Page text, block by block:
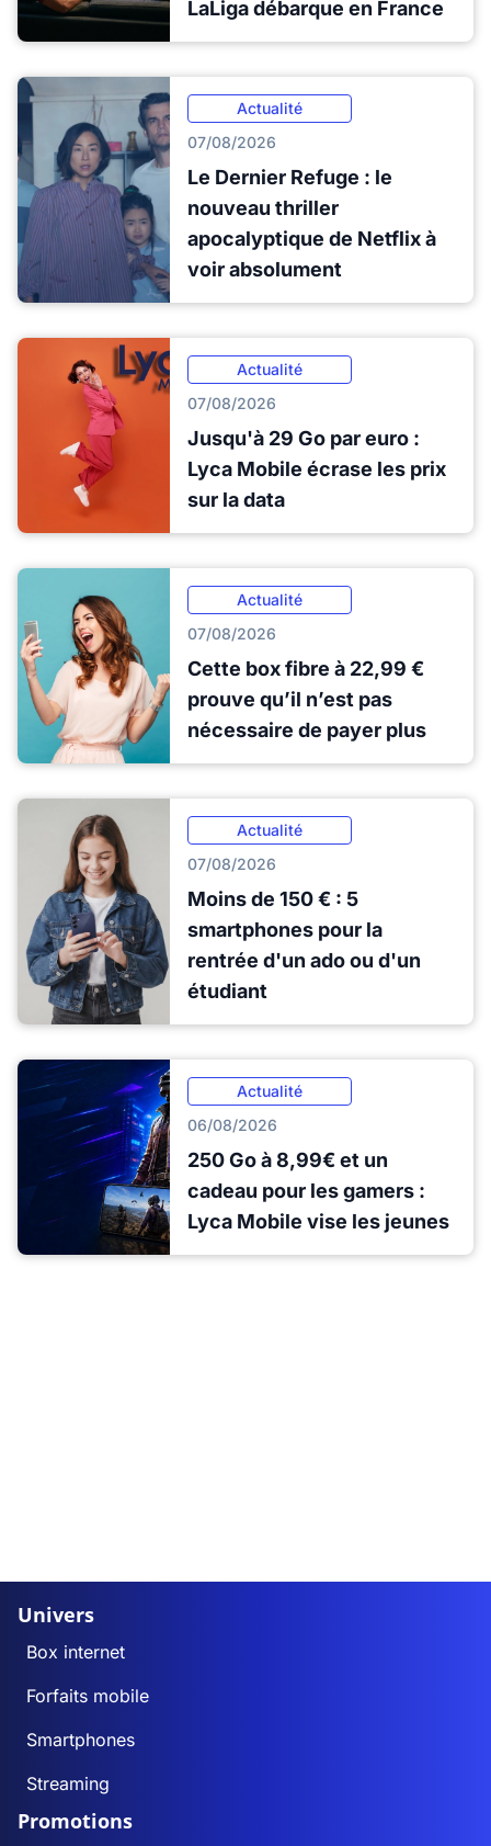
LaLiga débarque en France
Actualité
07/08/2026
Le Dernier Refuge : le
nouveau thriller
apocalyptique de Netflix à
voir absolument
Actualité
07/08/2026
Jusqu'à 29 Go par euro :
Lyca Mobile écrase les prix
sur la data
Actualité
07/08/2026
Cette box fibre à 22,99 €
prouve qu’il n’est pas
nécessaire de payer plus
Actualité
07/08/2026
Moins de 150 € : 5
smartphones pour la
rentrée d'un ado ou d'un
étudiant
Actualité
06/08/2026
250 Go à 8,99€ et un
cadeau pour les gamers :
Lyca Mobile vise les jeunes
Univers
Box internet
Forfaits mobile
Smartphones
Streaming
Promotions